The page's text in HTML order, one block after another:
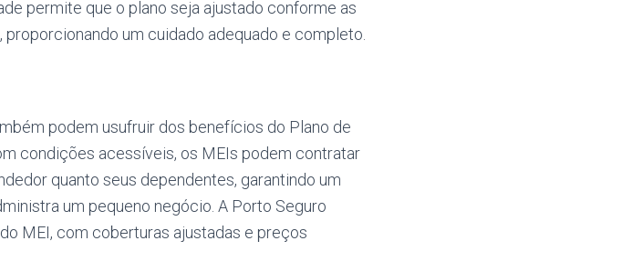
permite que o plano seja ajustado conforme as
um cuidado adequado e completo.
podem usufruir dos benefícios do Plano de
condições acessíveis, os MEIs podem contratar
quanto seus dependentes, garantindo um
um pequeno negócio. A Porto Seguro
MEI, com coberturas ajustadas e preços